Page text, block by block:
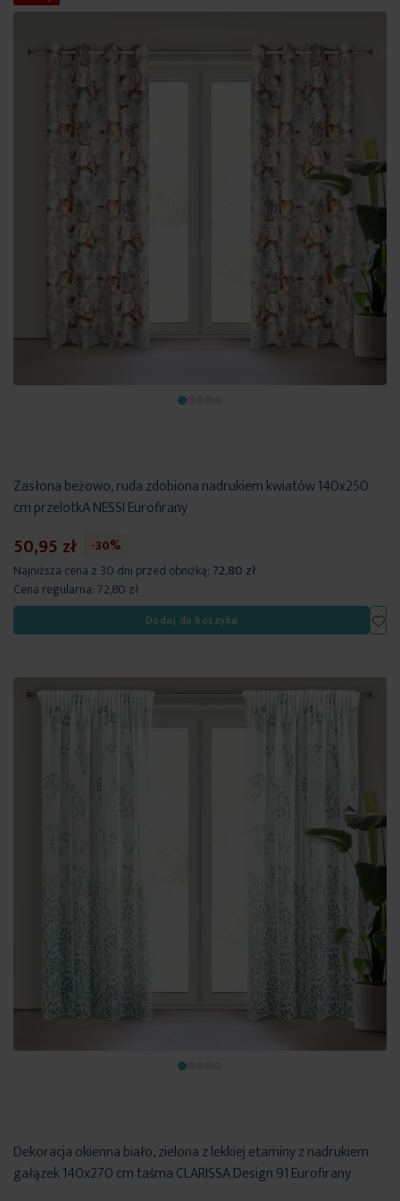
Zasłona beżowo, ruda zdobiona nadrukiem kwiatów 140x250
cm przelotkA NESSI Eurofirany
50,95 zł
-30%
Najniższa cena z 30 dni przed obniżką: 72,80 zł
Cena regularna: 72,80 zł
Dodaj do koszyka
Dekoracja okienna biało, zielona z lekkiej etaminy z nadrukiem
gałązek 140x270 cm taśma CLARISSA Design 91 Eurofirany